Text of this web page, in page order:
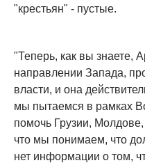
"крестьян" - пустые.
"Теперь, как вы знаете,
направлении Запада,
власти, и она
мы пытаемся в рамках
помочь Грузии,
что мы понимаем, что
нет информации о том,